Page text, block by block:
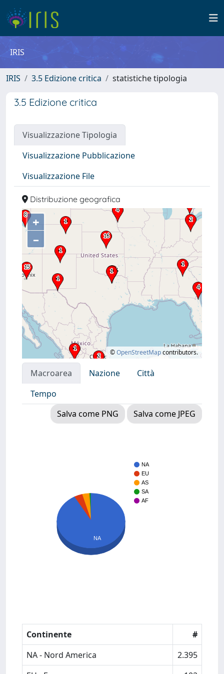
IRIS
IRIS 3.5 Edizione critica statistiche tipologia
3.5 Edizione critica
Visualizzazione Tipologia
Visualizzazione Pubblicazione
Visualizzazione File
Distribuzione geografica
+
–
©OpenStreetMapcontributors.
Macroarea Nazione
Città
Tempo
Salva come PNG
Salva come JPEG
NA
EU
AS
SA
AF
NA
Continente
#
NA - Nord America
2.395